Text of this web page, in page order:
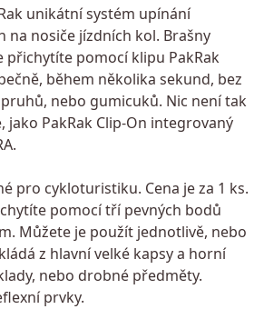
unikátní systém upínání
na nosiče jízdních kol. Brašny
přichytíte pomocí klipu PakRak
během několika sekund, bez
nebo gumicuků. Nic není tak
jako PakRak Clip-On integrovaný
pro cykloturistiku. Cena je za 1 ks.
pomocí tří pevných bodů
Můžete je použít jednotlivě, nebo
z hlavní velké kapsy a horní
nebo drobné předměty.
prvky.